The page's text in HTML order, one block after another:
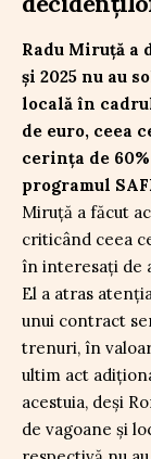
Radu Miruță a
și 2025 nu au
locală în
de euro, ceea
cerința de
programul
Miruță a făcut
criticând ceea
în interesați de
El a atras
unui contract
trenuri, în
ultim act
acestuia, deși
de vagoane și